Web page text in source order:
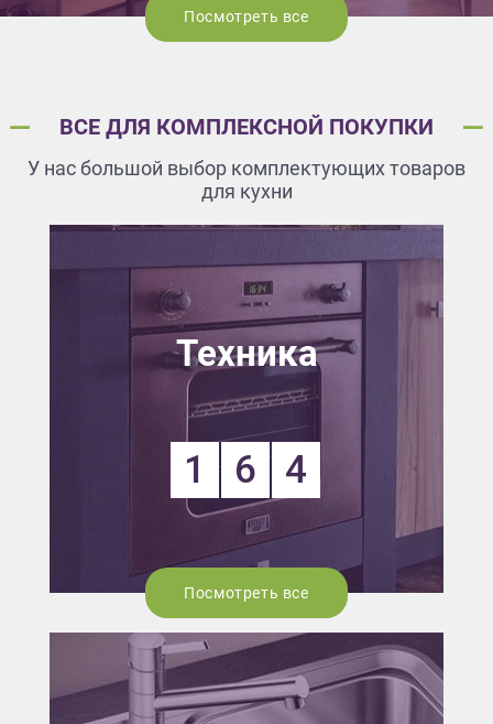
Посмотреть все
ВСЕ ДЛЯ КОМПЛЕКСНОЙ ПОКУПКИ
У нас большой выбор комплектующих товаров
для кухни
Техника
1 6 4
Посмотреть все